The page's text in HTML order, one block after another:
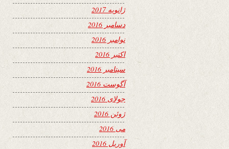
ژانویه 2017
دسامبر 2016
نوامبر 2016
اکتبر 2016
سپتامبر 2016
آگوست 2016
جولای 2016
ژوئن 2016
می 2016
آوریل 2016